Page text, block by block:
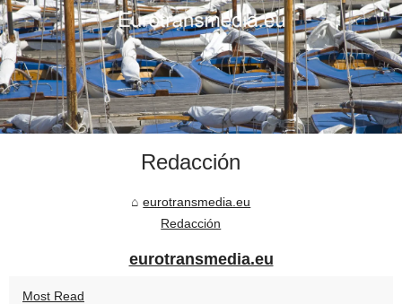
Redacción
eurotransmedia.eu
Redacción
eurotransmedia.eu
Most Read